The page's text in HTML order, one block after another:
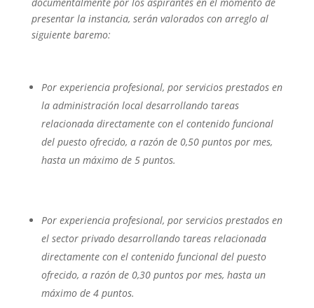
presentar la instancia, serán valorados con arreglo al
siguiente baremo:
Por experiencia profesional, por servicios prestados en
la administración local desarrollando tareas
relacionada directamente con el contenido funcional
del puesto ofrecido, a razón de 0,50 puntos por mes,
hasta un máximo de 5 puntos.
Por experiencia profesional, por servicios prestados en
el sector privado desarrollando tareas relacionada
directamente con el contenido funcional del puesto
ofrecido, a razón de 0,30 puntos por mes, hasta un
máximo de 4 puntos.